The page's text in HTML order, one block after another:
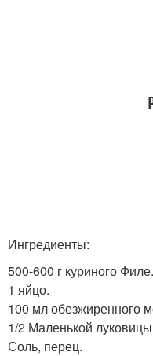
Ингредиенты:
500-600 г куриного Филе.
1 яйцо.
100 мл обезжиренного
1/2 Маленькой
Соль, перец.